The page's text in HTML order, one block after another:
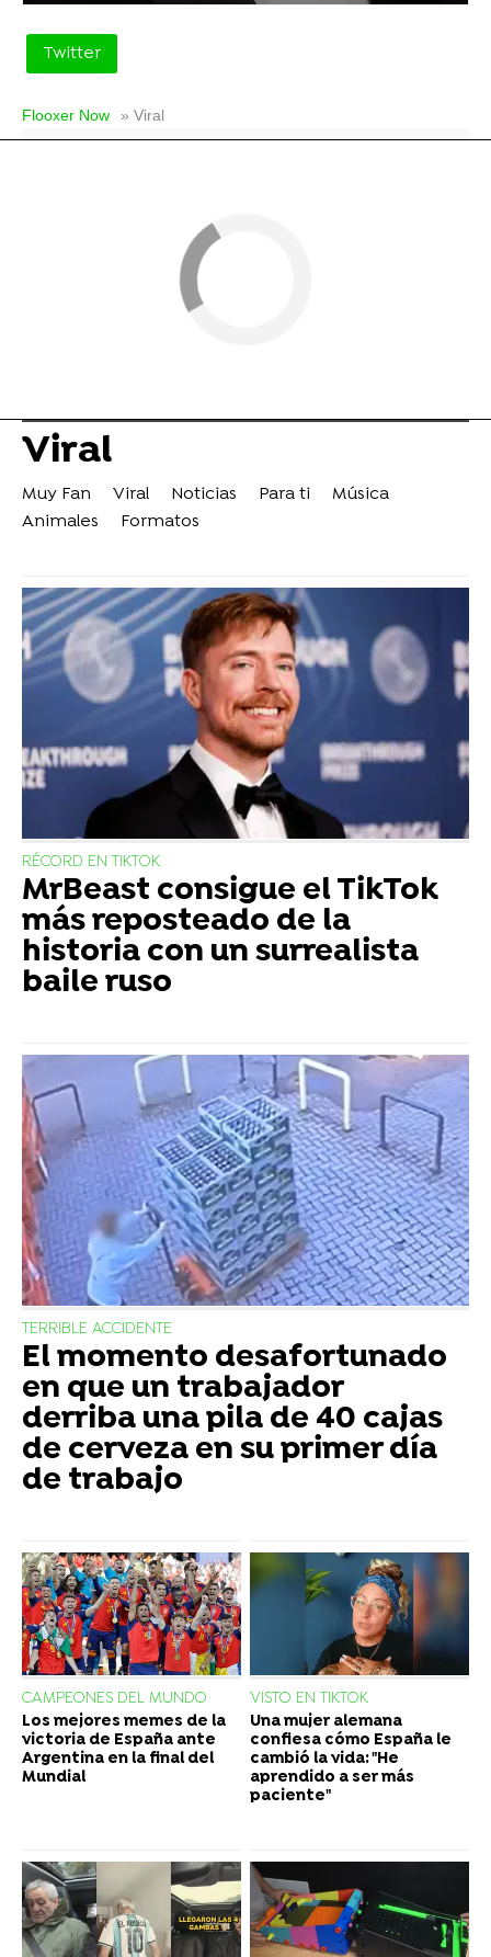
Twitter
Flooxer Now » Viral
Viral
Muy Fan Viral Noticias Para ti
Música
Animales
Formatos
RÉCORD EN TIKTOK
MrBeast consigue el TikTok
más reposteado de la
historia con un surrealista
baile ruso
TERRIBLE ACCIDENTE
El momento desafortunado
en que un trabajador
derriba una pila de 40 cajas
de cerveza en su primer día
de trabajo
CAMPEONES DEL MUNDO
Los mejores memes de la
victoria de España ante
Argentina en la final del
Mundial
VISTO EN TIKTOK
Una mujer alemana
confiesa cómo España le
cambió la vida: "He
aprendido a ser más
paciente"